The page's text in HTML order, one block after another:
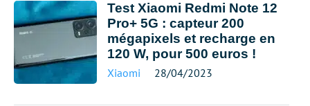
Test Xiaomi Redmi Note 12
Pro+ 5G : capteur 200
mégapixels et recharge en
120 W, pour 500 euros !
Xiaomi 28/04/2023